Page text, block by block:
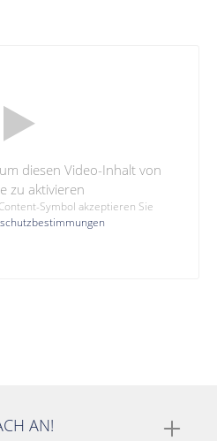
diesen Video-Inhalt von
zu aktivieren
Symbol akzeptieren Sie
AN!